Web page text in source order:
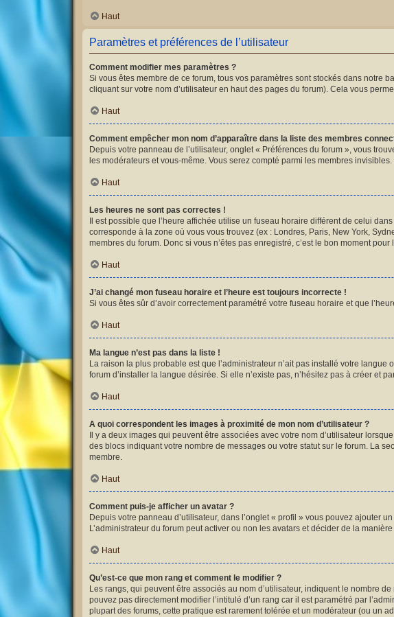
Haut
Paramètres et préférences de l’utilisateur
Comment modifier mes paramètres ?
Si vous êtes membre de ce forum, tous vos paramètres sont stockés dans notre
cliquant sur votre nom d’utilisateur en haut des pages du forum). Cela vous
Haut
Comment empêcher mon nom d’apparaître dans la liste des membres
Depuis votre panneau de l’utilisateur, onglet « Préférences du forum », vous
les modérateurs et vous-même. Vous serez compté parmi les membres invisibles.
Haut
Les heures ne sont pas correctes !
Il est possible que l’heure affichée utilise un fuseau horaire différent de celui
corresponde à la zone où vous vous trouvez (ex : Londres, Paris, New York,
membres du forum. Donc si vous n’êtes pas enregistré, c’est le bon moment pour
Haut
J’ai changé mon fuseau horaire et l’heure est toujours incorrecte !
Si vous êtes sûr d’avoir correctement paramétré votre fuseau horaire et que
Haut
Ma langue n’est pas dans la liste !
La raison la plus probable est que l’administrateur n’ait pas installé votre
forum d’installer la langue désirée. Si elle n’existe pas, n’hésitez pas à créer et
Haut
A quoi correspondent les images à proximité de mon nom d’utilisateur ?
Il y a deux images qui peuvent être associées avec votre nom d’utilisateur
des blocs indiquant votre nombre de messages ou votre statut sur le forum. La
membre.
Haut
Comment puis-je afficher un avatar ?
Depuis votre panneau d’utilisateur, dans l’onglet « profil » vous pouvez ajouter
L’administrateur du forum peut activer ou non les avatars et décider de la
Haut
Qu’est-ce que mon rang et comment le modifier ?
Les rangs, qui peuvent être associés au nom d’utilisateur, indiquent le nombre
pouvez pas directement modifier l’intitulé d’un rang car il est paramétré par
plupart des forums, cette pratique est rarement tolérée et un modérateur (ou un